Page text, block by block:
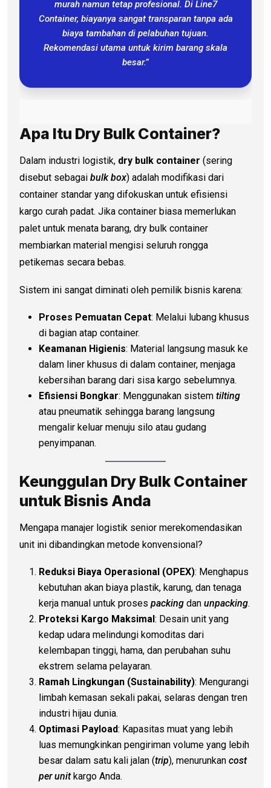
murah namun tetap profesional. Di Line7
Container, biayanya sangat transparan tanpa ada
biaya tambahan di pelabuhan tujuan.
Rekomendasi utama untuk kirim barang skala
besar.”
Apa Itu Dry Bulk Container?
Dalam industri logistik, dry bulk container (sering
disebut sebagai bulk box) adalah modifikasi dari
container standar yang difokuskan untuk efisiensi
kargo curah padat. Jika container biasa memerlukan
palet untuk menata barang, dry bulk container
membiarkan material mengisi seluruh rongga
petikemas secara bebas.
Sistem ini sangat diminati oleh pemilik bisnis karena:
Proses Pemuatan Cepat: Melalui lubang khusus
di bagian atap container.
Keamanan Higienis: Material langsung masuk ke
dalam liner khusus di dalam container, menjaga
kebersihan barang dari sisa kargo sebelumnya.
Efisiensi Bongkar: Menggunakan sistem tilting
atau pneumatik sehingga barang langsung
mengalir keluar menuju silo atau gudang
penyimpanan.
Keunggulan Dry Bulk Container
untuk Bisnis Anda
Mengapa manajer logistik senior merekomendasikan
unit ini dibandingkan metode konvensional?
Reduksi Biaya Operasional (OPEX): Menghapus
kebutuhan akan biaya plastik, karung, dan tenaga
kerja manual untuk proses packing dan unpacking.
Proteksi Kargo Maksimal: Desain unit yang
kedap udara melindungi komoditas dari
kelembapan tinggi, hama, dan perubahan suhu
ekstrem selama pelayaran.
Ramah Lingkungan (Sustainability): Mengurangi
limbah kemasan sekali pakai, selaras dengan tren
industri hijau dunia.
Optimasi Payload: Kapasitas muat yang lebih
luas memungkinkan pengiriman volume yang lebih
besar dalam satu kali jalan (trip), menurunkan cost
per unitkargo Anda.